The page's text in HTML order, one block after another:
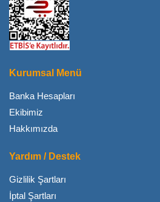
Kurumsal Menü
Banka Hesapları
Ekibimiz
Hakkımızda
Yardım / Destek
Gizlilik Şartları
İptal Şartları